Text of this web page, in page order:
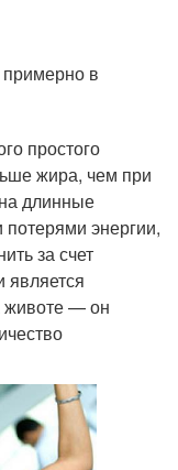
в
простого
жира, чем при
длинные
энергии,
за счет
является
животе — он